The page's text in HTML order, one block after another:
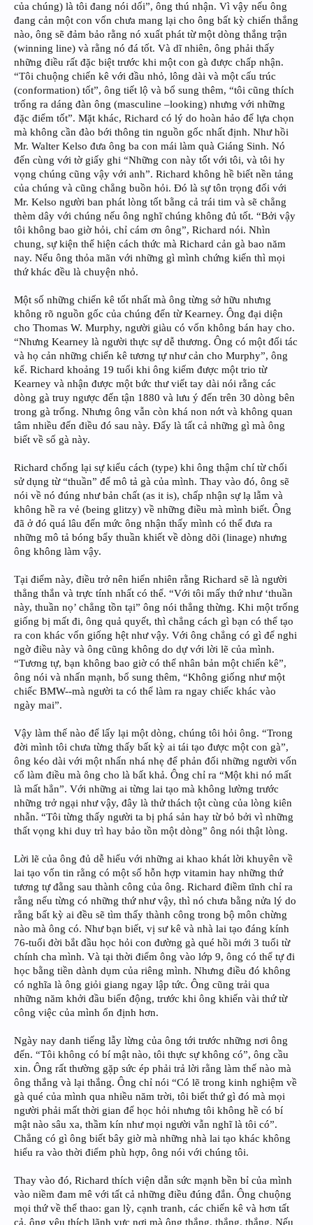
của chúng) là tôi đang nói dối”, ông thú nhận. Vì vậy nếu ông
đang cản một con vốn chưa mang lại cho ông bất kỳ chiến thắng
nào, ông sẽ đảm bảo rằng nó xuất phát từ một dòng thắng trận
(winning line) và rằng nó đá tốt. Và dĩ nhiên, ông phải thấy
những điều rất đặc biệt trước khi một con gà được chấp nhận.
“Tôi chuộng chiến kê với đầu nhỏ, lông dài và một cấu trúc
(conformation) tốt”, ông tiết lộ và bổ sung thêm, “tôi cũng thích
trống ra dáng đàn ông (masculine –looking) nhưng với những
đặc điểm tốt”. Mặt khác, Richard có lý do hoàn hảo để lựa chọn
mà không cần đào bới thông tin nguồn gốc nhất định. Như hồi
Mr. Walter Kelso đưa ông ba con mái làm quà Giáng Sinh. Nó
đến cùng với tờ giấy ghi “Những con này tốt với tôi, và tôi hy
vọng chúng cũng vậy với anh”. Richard không hề biết nền tảng
của chúng và cũng chẳng buồn hỏi. Đó là sự tôn trọng đối với
Mr. Kelso người ban phát lòng tốt bằng cả trái tim và sẽ chẳng
thèm dây với chúng nếu ông nghĩ chúng không đủ tốt. “Bởi vậy
tôi không bao giờ hỏi, chỉ cám ơn ông”, Richard nói. Nhìn
chung, sự kiện thể hiện cách thức mà Richard cản gà bao năm
nay. Nếu ông thỏa mãn với những gì mình chứng kiến thì mọi
thứ khác đều là chuyện nhỏ.
Một số những chiến kê tốt nhất mà ông từng sở hữu nhưng
không rõ nguồn gốc của chúng đến từ Kearney. Ông đại diện
cho Thomas W. Murphy, người giàu có vốn không bán hay cho.
“Nhưng Kearney là người thực sự dễ thương. Ông có một đối tác
và họ cản những chiến kê tương tự như cản cho Murphy”, ông
kể. Richard khoảng 19 tuổi khi ông kiếm được một trio từ
Kearney và nhận được một bức thư viết tay dài nói rằng các
dòng gà truy ngược đến tận 1880 và lưu ý đến trên 30 dòng bên
trong gà trống. Nhưng ông vẫn còn khá non nớt và không quan
tâm nhiều đến điều đó sau này. Đấy là tất cả những gì mà ông
biết về số gà này.
Richard chống lại sự kiểu cách (type) khi ông thậm chí từ chối
sử dụng từ “thuần” để mô tả gà của mình. Thay vào đó, ông sẽ
nói về nó đúng như bản chất (as it is), chấp nhận sự lạ lẫm và
không hề ra vẻ (being glitzy) về những điều mà mình biết. Ông
đã ở đó quá lâu đến mức ông nhận thấy mình có thể đưa ra
những mô tả bóng bẩy thuần khiết về dòng dõi (linage) nhưng
ông không làm vậy.
Tại điểm này, điều trở nên hiển nhiên rằng Richard sẽ là người
thẳng thắn và trực tính nhất có thể. “Với tôi mấy thứ như ‘thuần
này, thuần nọ’ chẳng tồn tại” ông nói thẳng thừng. Khi một trống
giống bị mất đi, ông quả quyết, thì chẳng cách gì bạn có thể tạo
ra con khác vốn giống hệt như vậy. Với ông chẳng có gì để nghi
ngờ điều này và ông cũng không do dự với lời lẽ của mình.
“Tương tự, bạn không bao giờ có thể nhân bản một chiến kê”,
ông nói và nhấn mạnh, bổ sung thêm, “Không giống như một
chiếc BMW--mà người ta có thể làm ra ngay chiếc khác vào
ngày mai”.
Vậy làm thế nào để lấy lại một dòng, chúng tôi hỏi ông. “Trong
đời mình tôi chưa từng thấy bất kỳ ai tái tạo được một con gà”,
ông kéo dài với một nhấn nhá nhẹ để phản đối những người vốn
cố làm điều mà ông cho là bất khả. Ông chỉ ra “Một khi nó mất
là mất hẳn”. Với những ai từng lai tạo mà không lường trước
những trở ngại như vậy, đây là thử thách tột cùng của lòng kiên
nhẫn. “Tôi từng thấy người ta bị phá sản hay từ bỏ bởi vì những
thất vọng khi duy trì hay bảo tồn một dòng” ông nói thật lòng.
Lời lẽ của ông đủ dễ hiểu với những ai khao khát lời khuyên về
lai tạo vốn tin rằng có một số hỗn hợp vitamin hay những thứ
tương tự đằng sau thành công của ông. Richard điềm tĩnh chỉ ra
rằng nếu từng có những thứ như vậy, thì nó chưa bằng nửa lý do
rằng bất kỳ ai đều sẽ tìm thấy thành công trong bộ môn chừng
nào mà ông có. Như bạn biết, vị sư kê và nhà lai tạo đáng kính
76-tuổi đời bắt đầu học hỏi con đường gà qué hồi mới 3 tuổi từ
chính cha mình. Và tại thời điểm ông vào lớp 9, ông có thể tự đi
học bằng tiền dành dụm của riêng mình. Nhưng điều đó không
có nghĩa là ông giỏi giang ngay lập tức. Ông cũng trải qua
những năm khởi đầu biến động, trước khi ông khiến vài thứ từ
công việc của mình ổn định hơn.
Ngày nay danh tiếng lẫy lừng của ông tới trước những nơi ông
đến. “Tôi không có bí mật nào, tôi thực sự không có”, ông cầu
xin. Ông rất thường gặp sức ép phải trả lời rằng làm thế nào mà
ông thắng và lại thắng. Ông chỉ nói “Có lẽ trong kinh nghiệm về
gà qué của mình qua nhiều năm trời, tôi biết thứ gì đó mà mọi
người phải mất thời gian để học hỏi nhưng tôi không hề có bí
mật nào sâu xa, thầm kín như mọi người vẫn nghĩ là tôi có”.
Chẳng có gì ông biết bây giờ mà những nhà lai tạo khác không
hiểu ra vào thời điểm phù hợp, ông nói với chúng tôi.
Thay vào đó, Richard thích viện dẫn sức mạnh bền bỉ của mình
vào niềm đam mê với tất cả những điều đúng đắn. Ông chuộng
mọi thứ về thể thao: gan lỳ, cạnh tranh, các chiến kê và hơn tất
cả, ông yêu thích lãnh vực nơi mà ông thắng, thắng, thắng. Nếu